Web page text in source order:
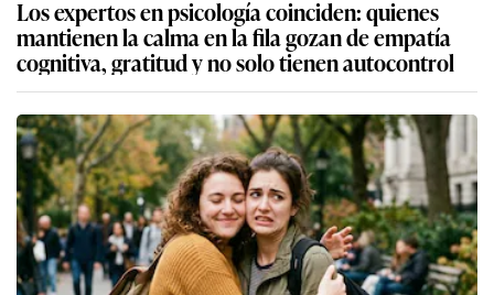
Los expertos en psicología coinciden: quienes
mantienen la calma en la fila gozan de empatía
cognitiva, gratitud y no solo tienen autocontrol